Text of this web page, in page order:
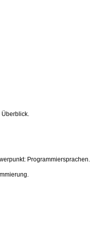
Überblick.
Programmiersprachen.